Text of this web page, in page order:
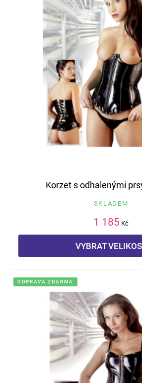
Korzet s odhalenými
SKLADEM
1 185 Kč
VYBRAT
DOPRAVA ZDARMA